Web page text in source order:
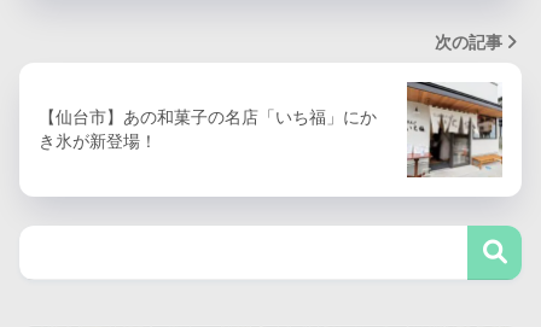
次の記事
【仙台市】あの和菓子の名店「いち福」にか
き氷が新登場！